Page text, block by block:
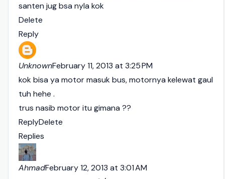
santen jug bsa nyla kok
Delete
Reply
UnknownFebruary 11, 2013 at 3:25 PM
kok bisa ya motor masuk bus, motornya kelewat gaul
tuh hehe .
trus nasib motor itu gimana ??
ReplyDelete
Replies
AhmadFebruary 12, 2013 at 3:01 AM